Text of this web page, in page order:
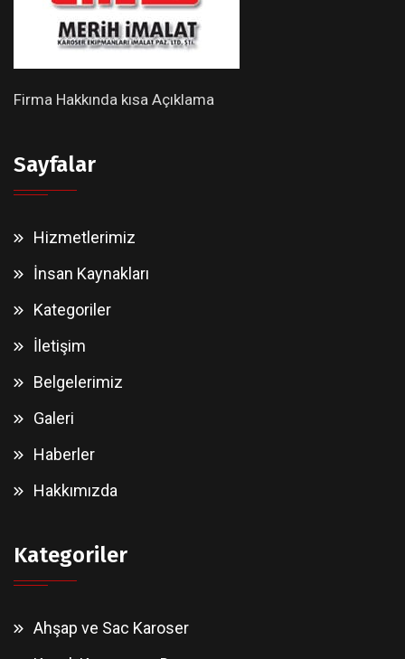
Firma Hakkında kısa Açıklama
Sayfalar
Hizmetlerimiz
İnsan Kaynakları
Kategoriler
İletişim
Belgelerimiz
Galeri
Haberler
Hakkımızda
Kategoriler
Ahşap ve Sac Karoser